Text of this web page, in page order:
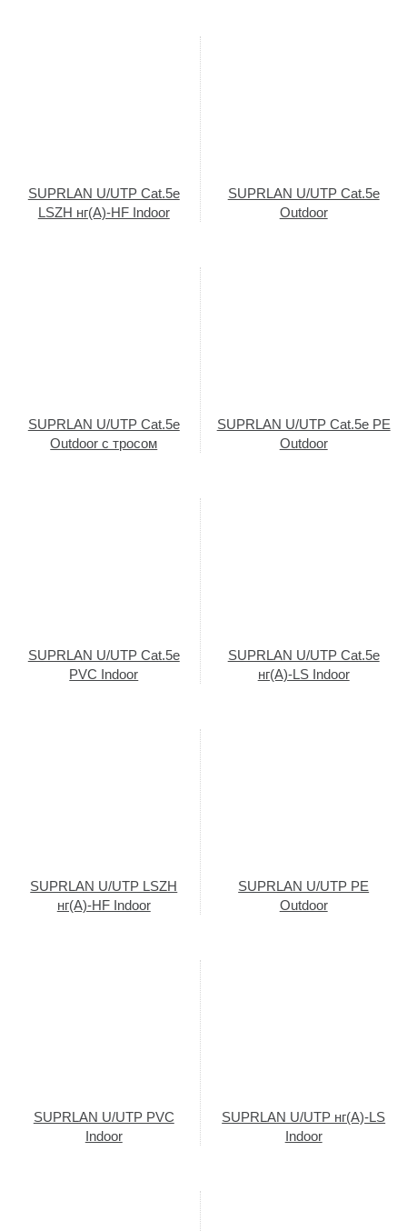
SUPRLAN U/UTP Cat.5e
LSZH нг(А)-HF Indoor
SUPRLAN U/UTP Cat.5e
Outdoor
SUPRLAN U/UTP Cat.5e
Outdoor с тросом
SUPRLAN U/UTP Cat.5e PE
Outdoor
SUPRLAN U/UTP Cat.5e
PVC Indoor
SUPRLAN U/UTP Cat.5e
нг(А)-LS Indoor
SUPRLAN U/UTP LSZH
нг(А)-HF Indoor
SUPRLAN U/UTP PE
Outdoor
SUPRLAN U/UTP PVC
Indoor
SUPRLAN U/UTP нг(А)-LS
Indoor